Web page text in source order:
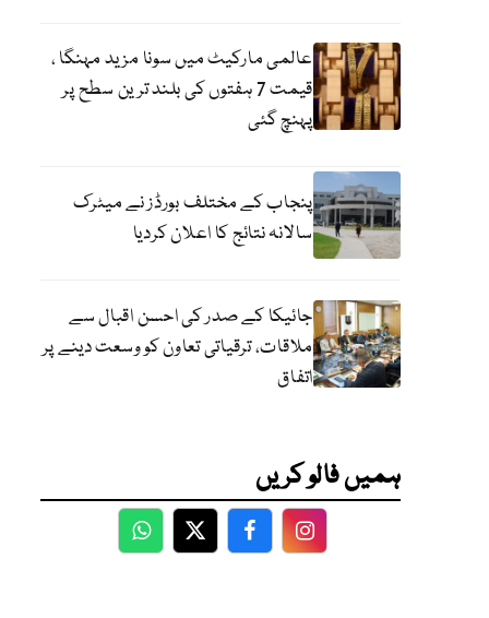
عالمی مارکیٹ میں سونا مزید مہنگا ،
قیمت 7 ہفتوں کی بلند ترین سطح پر
پہنچ گئی
پنجاب کے مختلف بورڈز نے میٹرک
سالانہ نتائج کا اعلان کردیا
جائیکا کے صدر کی احسن اقبال سے
ملاقات، ترقیاتی تعاون کو وسعت دینے پر
اتفاق
ہمیں فالو کریں
WhatsApp
TwitterFacebookFacebook